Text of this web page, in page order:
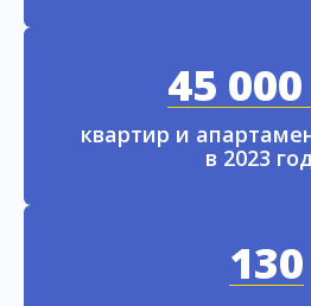
45
квартир и
в 2023
130